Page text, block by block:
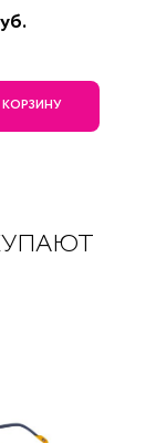
КОРЗИНУ